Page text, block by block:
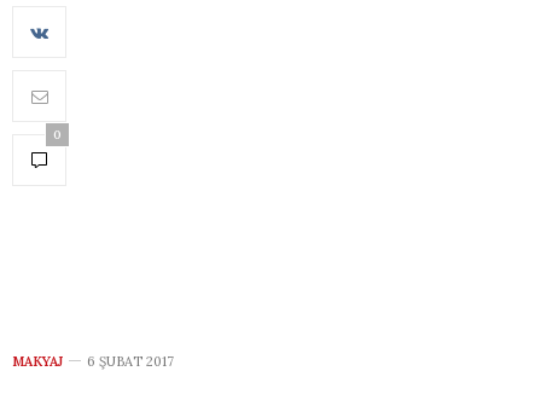
0
MAKYAJ 6 ŞUBAT 2017